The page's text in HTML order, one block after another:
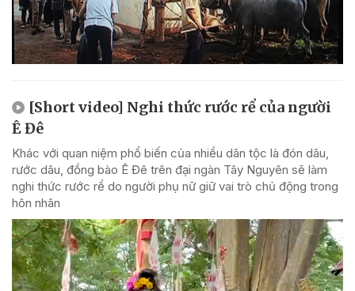
[Short video] Nghi thức rước rể của người
Ê Đê
Khác với quan niệm phổ biến của nhiều dân tộc là đón dâu,
rước dâu, đồng bào Ê Đê trên đại ngàn Tây Nguyên sẽ làm
nghi thức rước rể do người phụ nữ giữ vai trò chủ động trong
hôn nhân